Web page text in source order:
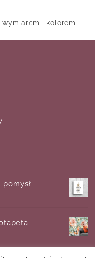
i kolorem